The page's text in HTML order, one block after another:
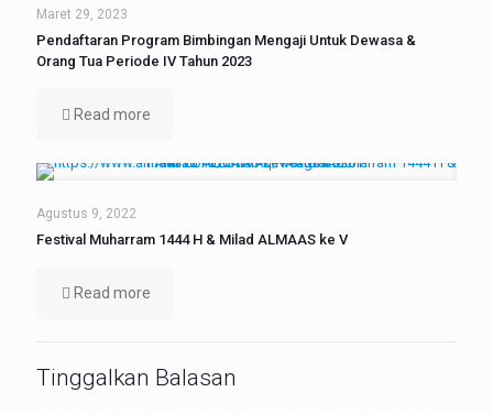
Maret 29, 2023
Pendaftaran Program Bimbingan Mengaji Untuk Dewasa &
Orang Tua Periode IV Tahun 2023
Read more
Agustus 9, 2022
Festival Muharram 1444 H & Milad ALMAAS ke V
Read more
Tinggalkan Balasan